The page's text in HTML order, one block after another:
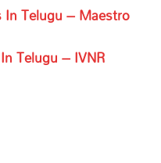
Telugu – Maestro
Telugu – IVNR